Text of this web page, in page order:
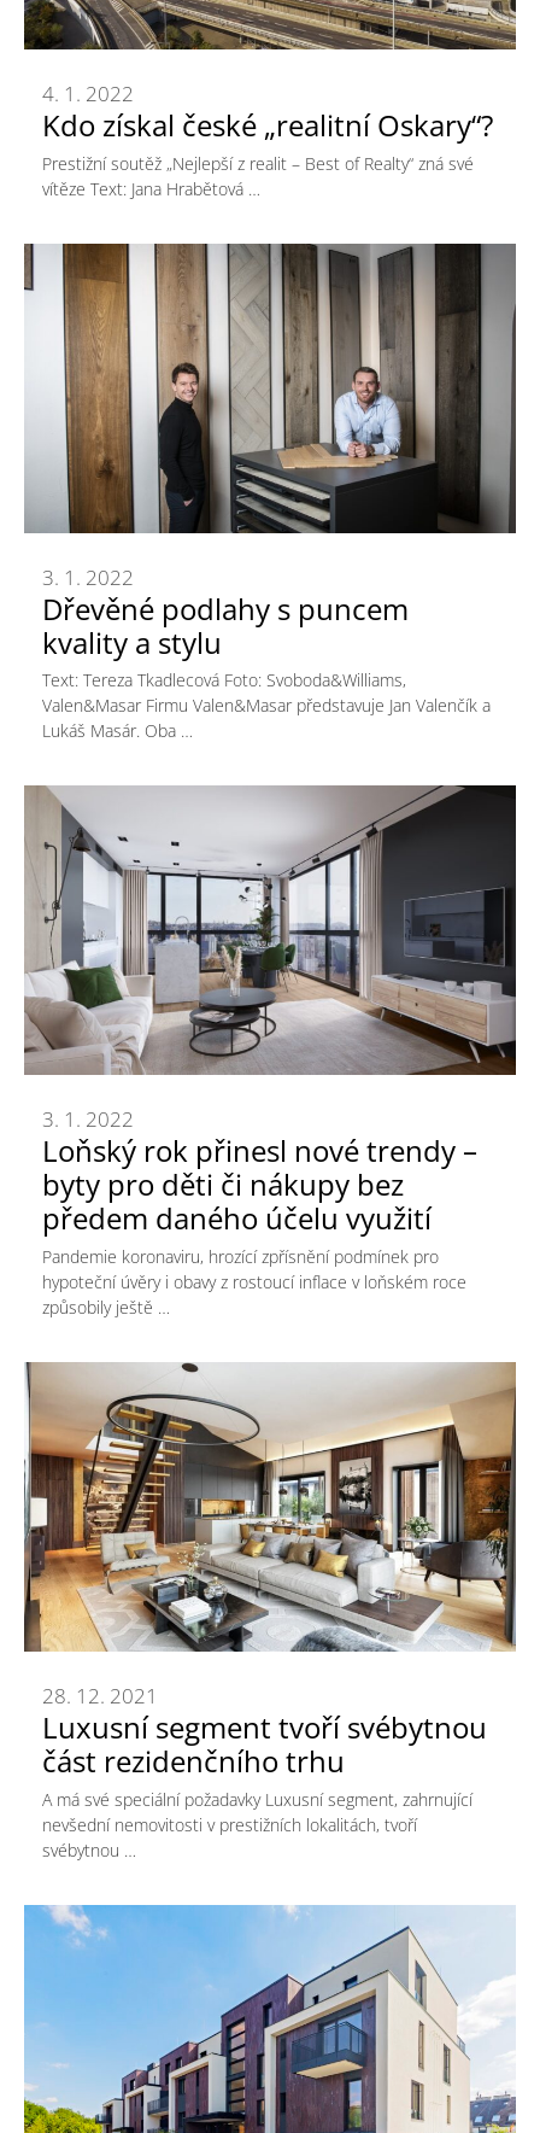
Kdo získal české „realitní Oskary“?
4. 1. 2022
Prestižní soutěž „Nejlepší z realit – Best of Realty“ zná své
vítěze Text: Jana Hrabětová …
Dřevěné podlahy s puncem
kvality a stylu
3. 1. 2022
Text: Tereza Tkadlecová Foto: Svoboda&Williams,
Valen&Masar Firmu Valen&Masar představuje Jan Valenčík a
Lukáš Masár. Oba …
Loňský rok přinesl nové trendy –
byty pro děti či nákupy bez
předem daného účelu využití
3. 1. 2022
Pandemie koronaviru, hrozící zpřísnění podmínek pro
hypoteční úvěry i obavy z rostoucí inflace v loňském roce
způsobily ještě …
Luxusní segment tvoří svébytnou
část rezidenčního trhu
28. 12. 2021
A má své speciální požadavky Luxusní segment, zahrnující
nevšední nemovitosti v prestižních lokalitách, tvoří
svébytnou …